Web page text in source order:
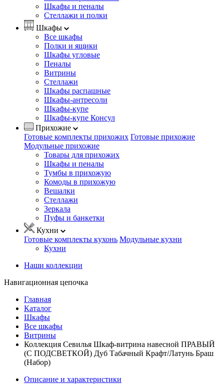
Шкафы и пеналы
Стеллажи и полки
Шкафы
Все шкафы
Полки и ящики
Шкафы угловые
Пеналы
Витрины
Стеллажи
Шкафы распашные
Шкафы-антресоли
Шкафы-купе
Шкафы-купе Консул
Прихожие
Готовые комплекты прихожих Готовые прихожие
Модульные прихожие
Товары для прихожих
Шкафы и пеналы
Тумбы в прихожую
Комоды в прихожую
Вешалки
Стеллажи
Зеркала
Пуфы и банкетки
Кухни
Готовые комплекты кухонь Модульные кухни
Кухни
Наши коллекции
Навигационная цепочка
Главная
Каталог
Шкафы
Все шкафы
Витрины
Коллекция Севилья Шкаф-витрина навесной ПРАВЫЙ
(С ПОДСВЕТКОЙ) Дуб Табачный Крафт/Латунь Браш
(Набор)
Описание и характеристики